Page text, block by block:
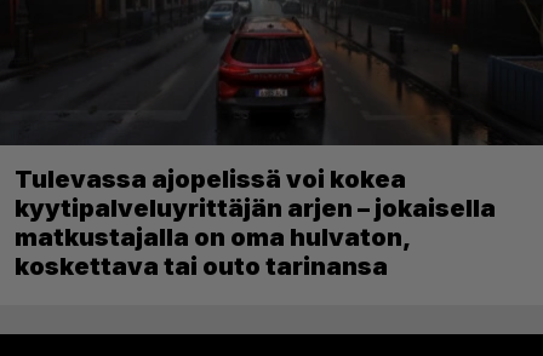
Tulevassa ajopelissä voi kokea
kyytipalveluyrittäjän arjen – jokaisella
matkustajalla on oma hulvaton,
koskettava tai outo tarinansa